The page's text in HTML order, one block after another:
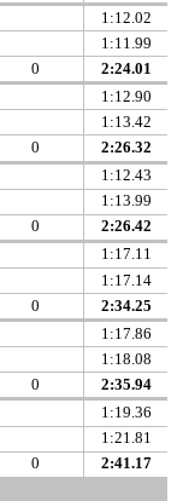
1:12.02
1:11.99
2:24.01
0
1:12.90
1:13.42
2:26.32
0
1:12.43
1:13.99
2:26.42
0
1:17.11
1:17.14
2:34.25
0
1:17.86
1:18.08
2:35.94
0
1:19.36
1:21.81
2:41.17
0